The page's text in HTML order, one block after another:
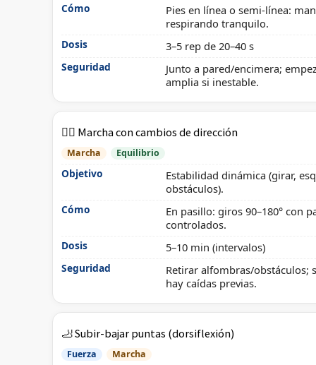
Cómo
Pies en línea o semi-línea:
respirando tranquilo.
Dosis 3–5 rep de 20–40 s
Seguridad
Junto a pared/encimera;
amplia si inestable.
🚶‍♂️ Marcha con cambios de dirección
Marcha Equilibrio
Objetivo
Estabilidad dinámica (girar,
obstáculos).
Cómo
En pasillo: giros 90–180° con
controlados.
Dosis 5–10 min (intervalos)
Seguridad
Retirar alfombras/obstáculos;
hay caídas previas.
🦶 Subir-bajar puntas (dorsiflexión)
Fuerza Marcha